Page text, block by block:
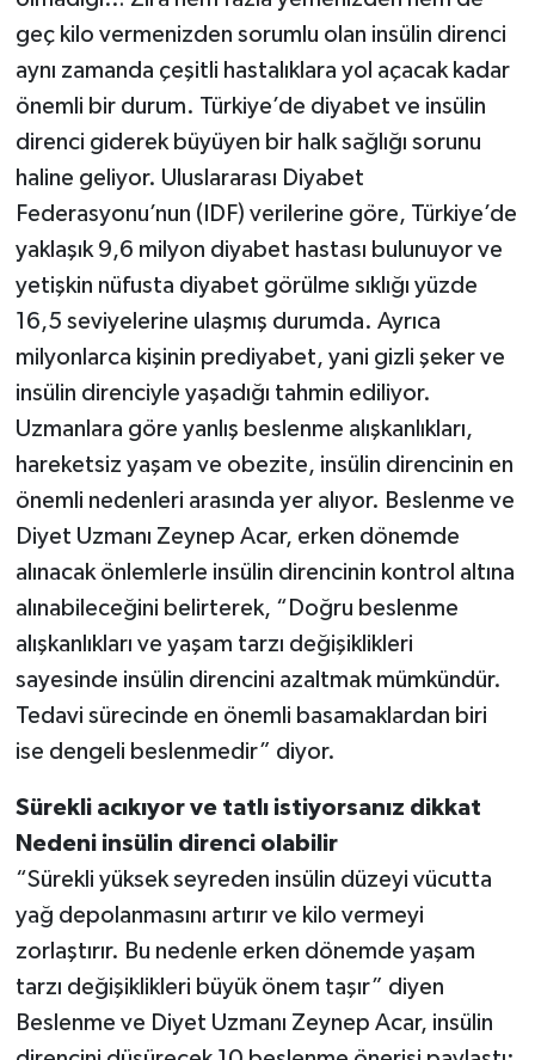
geç kilo vermenizden sorumlu olan insülin direnci
aynı zamanda çeşitli hastalıklara yol açacak kadar
önemli bir durum. Türkiye’de diyabet ve insülin
direnci giderek büyüyen bir halk sağlığı sorunu
haline geliyor. Uluslararası Diyabet
Federasyonu’nun (IDF) verilerine göre, Türkiye’de
yaklaşık 9,6 milyon diyabet hastası bulunuyor ve
yetişkin nüfusta diyabet görülme sıklığı yüzde
16,5 seviyelerine ulaşmış durumda. Ayrıca
milyonlarca kişinin prediyabet, yani gizli şeker ve
insülin direnciyle yaşadığı tahmin ediliyor.
Uzmanlara göre yanlış beslenme alışkanlıkları,
hareketsiz yaşam ve obezite, insülin direncinin en
önemli nedenleri arasında yer alıyor. Beslenme ve
Diyet Uzmanı Zeynep Acar, erken dönemde
alınacak önlemlerle insülin direncinin kontrol altına
alınabileceğini belirterek, “Doğru beslenme
alışkanlıkları ve yaşam tarzı değişiklikleri
sayesinde insülin direncini azaltmak mümkündür.
Tedavi sürecinde en önemli basamaklardan biri
ise dengeli beslenmedir” diyor.
Sürekli acıkıyor ve tatlı istiyorsanız dikkat
Nedeni insülin direnci olabilir
“Sürekli yüksek seyreden insülin düzeyi vücutta
yağ depolanmasını artırır ve kilo vermeyi
zorlaştırır. Bu nedenle erken dönemde yaşam
tarzı değişiklikleri büyük önem taşır” diyen
Beslenme ve Diyet Uzmanı Zeynep Acar, insülin